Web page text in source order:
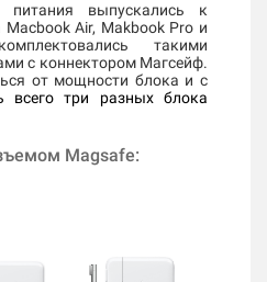
питания выпускались к
Air, Makbook Pro и
такими
с коннектором Магсейф.
от мощности блока и с
всего три разных блока
Magsafe: